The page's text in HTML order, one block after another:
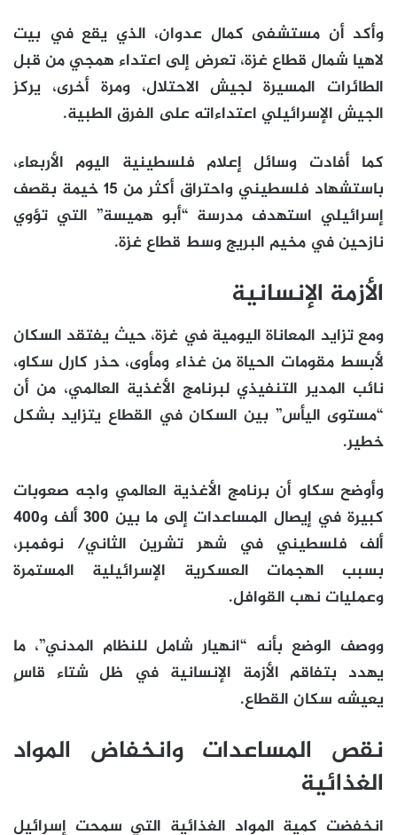
وأكد أن مستشفى كمال عدوان، الذي يقع في بيت
لاهيا شمال قطاع غزة، تعرض إلى اعتداء همجي من قبل
الطائرات المسيرة لجيش الاحتلال، ومرة أخرى، يركز
الجيش الإسرائيلي اعتداءاته على الفرق الطبية.
كما أفادت وسائل إعلام فلسطينية اليوم الأربعاء،
باستشهاد فلسطيني واحتراق أكثر من 15 خيمة بقصف
إسرائيلي استهدف مدرسة “أبو هميسة” التي تؤوي
نازحين في مخيم البريج وسط قطاع غزة.
الأزمة الإنسانية
ومع تزايد المعاناة اليومية في غزة، حيث يفتقد السكان
لأبسط مقومات الحياة من غذاء ومأوى، حذر كارل سكاو،
نائب المدير التنفيذي لبرنامج الأغذية العالمي، من أن
“مستوى اليأس” بين السكان في القطاع يتزايد بشكل
خطير.
وأوضح سكاو أن برنامج الأغذية العالمي واجه صعوبات
كبيرة في إيصال المساعدات إلى ما بين 300 ألف و400
ألف فلسطيني في شهر تشرين الثاني/ نوفمبر،
بسبب الهجمات العسكرية الإسرائيلية المستمرة
وعمليات نهب القوافل.
ووصف الوضع بأنه “انهيار شامل للنظام المدني”، ما
يهدد بتفاقم الأزمة الإنسانية في ظل شتاء قاسٍ
يعيشه سكان القطاع.
نقص المساعدات وانخفاض المواد
الغذائية
انخفضت كمية المواد الغذائية التي سمحت إسرائيل